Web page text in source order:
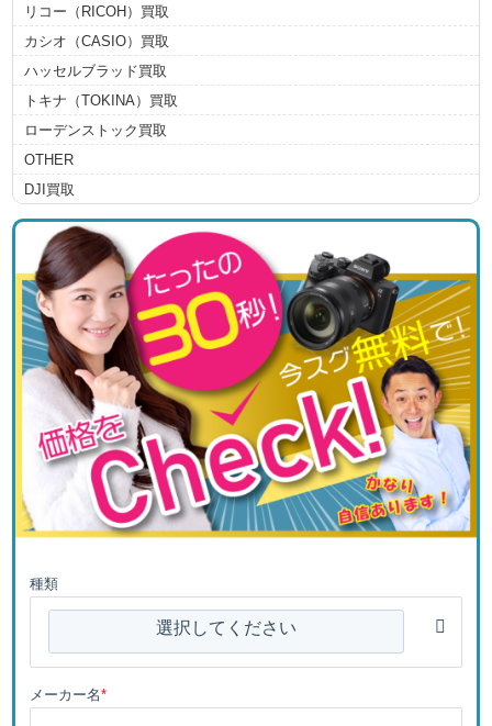
リコー（RICOH）買取
カシオ（CASIO）買取
ハッセルブラッド買取
トキナ（TOKINA）買取
ローデンストック買取
OTHER
DJI買取
種類
選択してください
メーカー名*